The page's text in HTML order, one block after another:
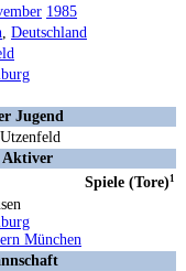
1985
Deutschland
Jugend
Aktiver
Spiele (Tore)1
München